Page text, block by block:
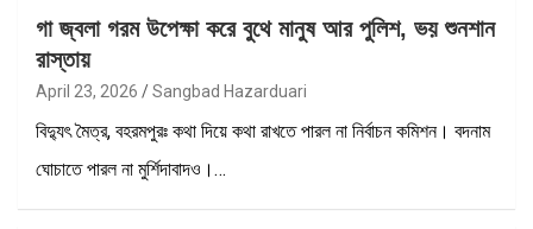
গা জ্বলা গরম উপেক্ষা করে বুথে মানুষ আর পুলিশ, ভয় শুনশান
রাস্তায়
April 23, 2026 Sangbad Hazarduari
বিদ্যুৎ মৈত্র, বহরমপুরঃ কথা দিয়ে কথা রাখতে পারল না নির্বাচন কমিশন। বদনাম
ঘোচাতে পারল না মুর্শিদাবাদও।…